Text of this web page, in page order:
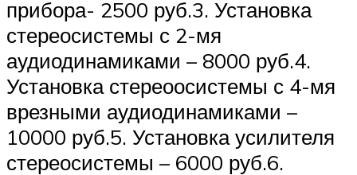
прибора- 2500 руб.3. Установка
стереосистемы с 2-мя
аудиодинамиками – 8000 руб.4.
Установка стереоосистемы с 4-мя
врезными аудиодинамиками –
10000 руб.5. Установка усилителя
стереосистемы – 6000 руб.6.